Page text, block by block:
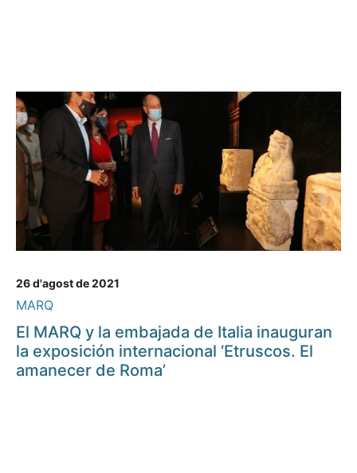
26 d'agost de 2021
MARQ
El MARQ y la embajada de Italia inauguran
la exposición internacional ‘Etruscos. El
amanecer de Roma’